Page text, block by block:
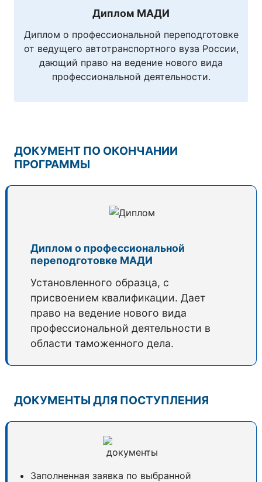
Диплом МАДИ
Диплом о профессиональной переподготовке
от ведущего автотранспортного вуза России,
дающий право на ведение нового вида
профессиональной деятельности.
ДОКУМЕНТ ПО ОКОНЧАНИИ
ПРОГРАММЫ
Диплом о профессиональной
переподготовке МАДИ
Установленного образца, с
присвоением квалификации. Дает
право на ведение нового вида
профессиональной деятельности в
области таможенного дела.
ДОКУМЕНТЫ ДЛЯ ПОСТУПЛЕНИЯ
Заполненная заявка по выбранной